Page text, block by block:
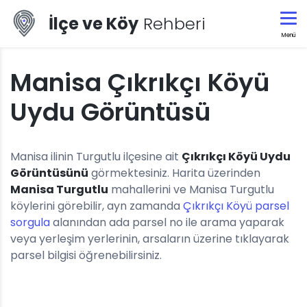
İlçe ve Köy Rehberi
Menü
Manisa Çıkrıkçı Köyü
Uydu Görüntüsü
Manisa ilinin Turgutlu ilçesine ait Çıkrıkçı Köyü Uydu
Görüntüsünü görmektesiniz. Harita üzerinden
Manisa Turgutlu mahallerini ve Manisa Turgutlu
köylerini görebilir, ayn zamanda Çıkrıkçı Köyü parsel
sorgulaalanından ada parsel no ile arama yaparak
veya yerleşim yerlerinin, arsaların üzerine tıklayarak
parsel bilgisi öğrenebilirsiniz.